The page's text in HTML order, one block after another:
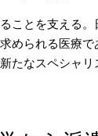
ことを支える
められる医療
たなスペシャリ